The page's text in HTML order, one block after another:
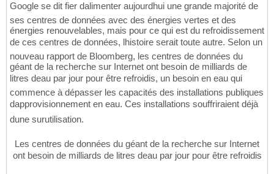
Google se dit fier dalimenter aujourdhui une grande majorité de
ses centres de données avec des énergies vertes et des
énergies renouvelables, mais pour ce qui est du refroidissement
de ces centres de données, lhistoire serait toute autre. Selon un
nouveau rapport de Bloomberg, les centres de données du
géant de la recherche sur Internet ont besoin de milliards de
litres deau par jour pour être refroidis, un besoin en eau qui
commence à dépasser les capacités des installations publiques
dapprovisionnement en eau. Ces installations souffriraient déjà
dune surutilisation.
Les centres de données du géant de la recherche sur Internet
ont besoin de milliards de litres deau par jour pour être refroidis